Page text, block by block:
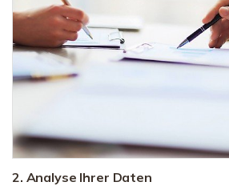
2. Analyse Ihrer Daten